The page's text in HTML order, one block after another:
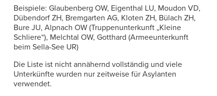
Beispiele: Glaubenberg OW, Eigenthal LU, Moudon VD,
Dübendorf ZH, Bremgarten AG, Kloten ZH, Bülach ZH,
Bure JU, Alpnach OW (Truppenunterkunft „Kleine
Schliere“), Melchtal OW, Gotthard (Armeeunterkunft
beim Sella-See UR)
Die Liste ist nicht annähernd vollständig und viele
Unterkünfte wurden nur zeitweise für Asylanten
verwendet.